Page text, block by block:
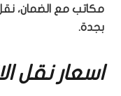
مكاتب مع الضمان،
بجدة.
اسعار نقل